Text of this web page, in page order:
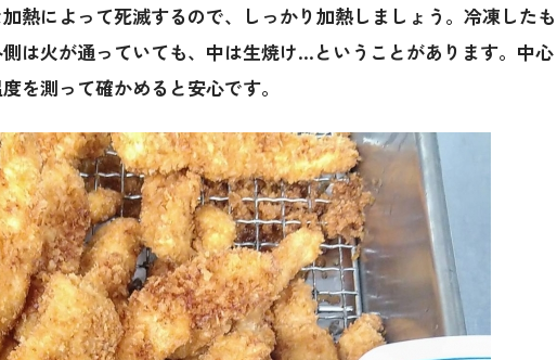
熱によって死滅するので、しっかり加熱しましょう。冷凍したも
は火が通っていても、中は生焼け…ということがあります。中心
を測って確かめると安心です。